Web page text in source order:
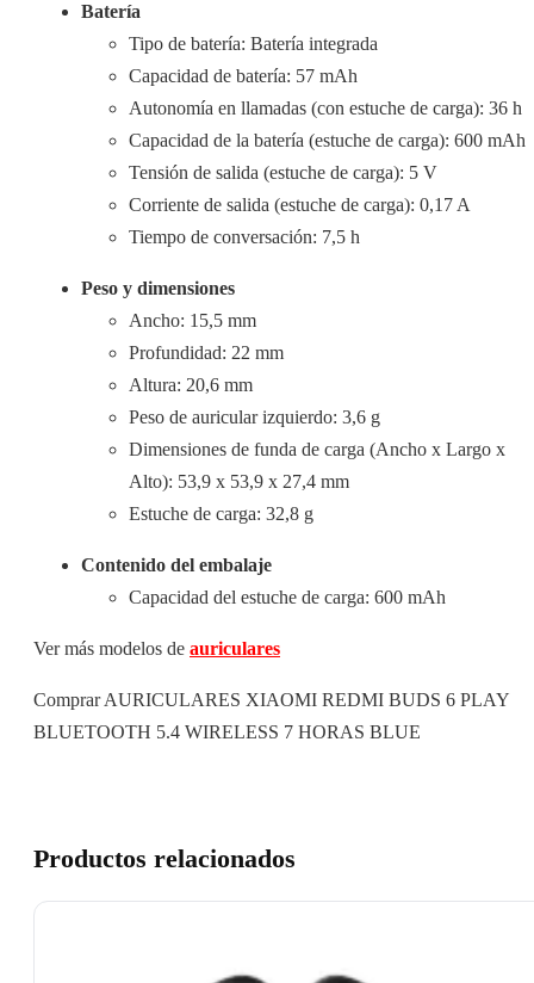
Batería
Tipo de batería: Batería integrada
Capacidad de batería: 57 mAh
Autonomía en llamadas (con estuche de carga): 36 h
Capacidad de la batería (estuche de carga): 600 mAh
Tensión de salida (estuche de carga): 5 V
Corriente de salida (estuche de carga): 0,17 A
Tiempo de conversación: 7,5 h
Peso y dimensiones
Ancho: 15,5 mm
Profundidad: 22 mm
Altura: 20,6 mm
Peso de auricular izquierdo: 3,6 g
Dimensiones de funda de carga (Ancho x Largo x
Alto): 53,9 x 53,9 x 27,4 mm
Estuche de carga: 32,8 g
Contenido del embalaje
Capacidad del estuche de carga: 600 mAh
Ver más modelos de auriculares
Comprar AURICULARES XIAOMI REDMI BUDS 6 PLAY
BLUETOOTH 5.4 WIRELESS 7 HORAS BLUE
Productos relacionados